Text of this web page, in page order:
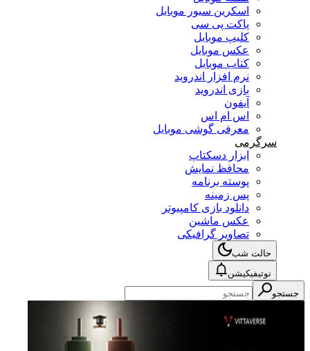
اسکرین سیور موبایل
پاکت پی سی
کلیپ موبایل
عکس موبایل
کتاب موبایل
نرم افزار اندروید
بازی اندروید
آیفون
اس ام اس
معرفی گوشی موبایل
سرگرمی
ابزار دسکتاپ
محافظ نمایش
پوسته برنامه
پس زمینه
دانلود بازی کامپیوتر
عکس ماشین
تصاویر گرافیکی
حالت شب
نوتیفیکیشن
جستجو